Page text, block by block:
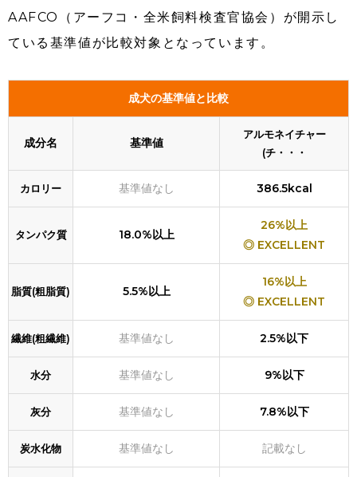
AAFCO（アーフコ・全米飼料検査官協会）が開示し
ている基準値が比較対象となっています。
成犬の基準値と比較
成分名 基準値
アルモネイチャー
(チ・・・
カロリー 基準値なし 386.5kcal
タンパク質 18.0%以上
26%以上
◎ EXCELLENT
脂質(粗脂質) 5.5%以上
16%以上
◎ EXCELLENT
繊維(粗繊維) 基準値なし 2.5%以下
水分 基準値なし 9%以下
灰分 基準値なし 7.8%以下
炭水化物 基準値なし 記載なし